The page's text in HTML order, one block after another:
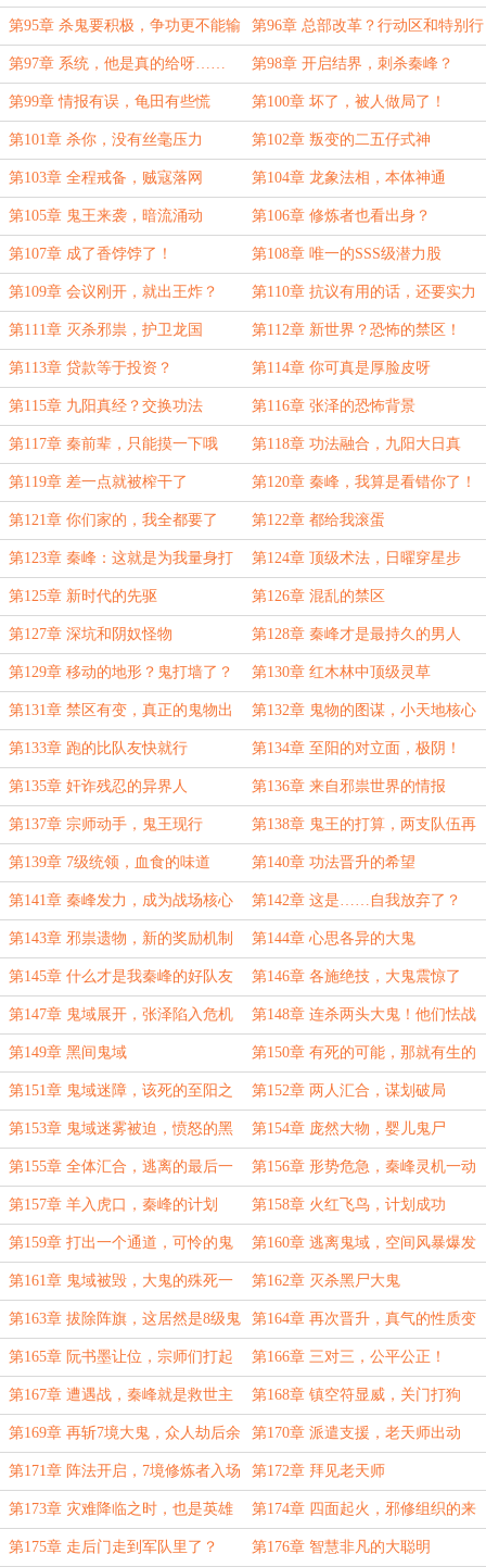
了
第95章 杀鬼要积极，争功更不能输 第96章 总部改革？行动区和特别行
动小队
第97章 系统，他是真的给呀…… 第98章 开启结界，刺杀秦峰？
第99章 情报有误，龟田有些慌 第100章 坏了，被人做局了！
第101章 杀你，没有丝毫压力 第102章 叛变的二五仔式神
第103章 全程戒备，贼寇落网 第104章 龙象法相，本体神通
第105章 鬼王来袭，暗流涌动 第106章 修炼者也看出身？
第107章 成了香饽饽了！ 第108章 唯一的SSS级潜力股
第109章 会议刚开，就出王炸？ 第110章 抗议有用的话，还要实力
干什么
第111章 灭杀邪祟，护卫龙国 第112章 新世界？恐怖的禁区！
第113章 贷款等于投资？ 第114章 你可真是厚脸皮呀
第115章 九阳真经？交换功法 第116章 张泽的恐怖背景
第117章 秦前辈，只能摸一下哦 第118章 功法融合，九阳大日真
经！
第119章 差一点就被榨干了 第120章 秦峰，我算是看错你了！
第121章 你们家的，我全都要了 第122章 都给我滚蛋
第123章 秦峰：这就是为我量身打
造的呀
第124章 顶级术法，日曜穿星步
第125章 新时代的先驱 第126章 混乱的禁区
第127章 深坑和阴奴怪物 第128章 秦峰才是最持久的男人
第129章 移动的地形？鬼打墙了？ 第130章 红木林中顶级灵草
第131章 禁区有变，真正的鬼物出
现了
第132章 鬼物的图谋，小天地核心
第133章 跑的比队友快就行 第134章 至阳的对立面，极阴！
第135章 奸诈残忍的异界人 第136章 来自邪祟世界的情报
第137章 宗师动手，鬼王现行 第138章 鬼王的打算，两支队伍再
汇合！
第139章 7级统领，血食的味道 第140章 功法晋升的希望
第141章 秦峰发力，成为战场核心 第142章 这是……自我放弃了？
第143章 邪祟遗物，新的奖励机制 第144章 心思各异的大鬼
第145章 什么才是我秦峰的好队友 第146章 各施绝技，大鬼震惊了
第147章 鬼域展开，张泽陷入危机 第148章 连杀两头大鬼！他们怯战
了！
第149章 黑间鬼域 第150章 有死的可能，那就有生的
希望
第151章 鬼域迷障，该死的至阳之
力
第152章 两人汇合，谋划破局
第153章 鬼域迷雾被迫，愤怒的黑
尸
第154章 庞然大物，婴儿鬼尸
第155章 全体汇合，逃离的最后一
步
第156章 形势危急，秦峰灵机一动
第157章 羊入虎口，秦峰的计划 第158章 火红飞鸟，计划成功
第159章 打出一个通道，可怜的鬼
婴
第160章 逃离鬼域，空间风暴爆发
第161章 鬼域被毁，大鬼的殊死一
搏
第162章 灭杀黑尸大鬼
第163章 拔除阵旗，这居然是8级鬼
器
第164章 再次晋升，真气的性质变
化
第165章 阮书墨让位，宗师们打起
来了
第166章 三对三，公平公正！
第167章 遭遇战，秦峰就是救世主 第168章 镇空符显威，关门打狗
第169章 再斩7境大鬼，众人劫后余
生
第170章 派遣支援，老天师出动
第171章 阵法开启，7境修炼者入场 第172章 拜见老天师
第173章 灾难降临之时，也是英雄
登场之
第174章 四面起火，邪修组织的来
历
第175章 走后门走到军队里了？ 第176章 智慧非凡的大聪明